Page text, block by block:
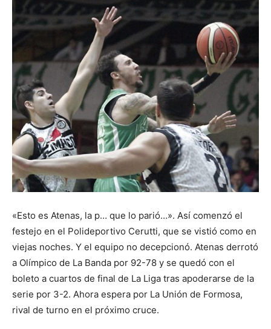
«Esto es Atenas, la p… que lo parió…». Así comenzó el
festejo en el Polideportivo Cerutti, que se vistió como en
viejas noches. Y el equipo no decepcionó. Atenas derrotó
a Olímpico de La Banda por 92-78 y se quedó con el
boleto a cuartos de final de La Liga tras apoderarse de la
serie por 3-2. Ahora espera por La Unión de Formosa,
rival de turno en el próximo cruce.